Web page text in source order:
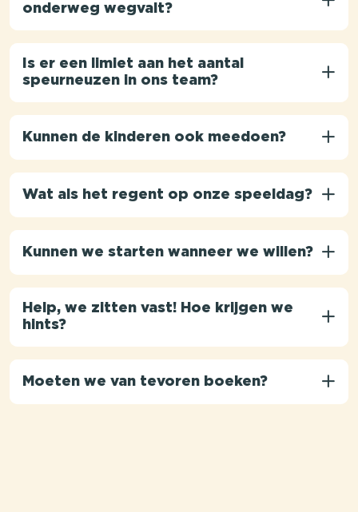
onderweg wegvalt?
Is er een limiet aan het aantal
speurneuzen in ons team?
Kunnen de kinderen ook meedoen?
Wat als het regent op onze speeldag?
Kunnen we starten wanneer we willen?
Help, we zitten vast! Hoe krijgen we
hints?
Moeten we van tevoren boeken?